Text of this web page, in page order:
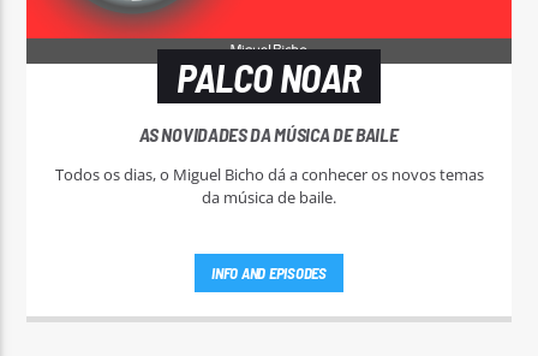
PALCO NOAR
AS NOVIDADES DA MÚSICA DE BAILE
Todos os dias, o Miguel Bicho dá a conhecer os novos temas
da música de baile.
INFO AND EPISODES